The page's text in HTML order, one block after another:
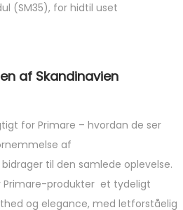
(SM35), for hidtil uset
af ​​Skandinavien
for Primare – hvordan de ser
af
til den samlede oplevelse.
Primare-produkter et tydeligt
og elegance, med letforståelig